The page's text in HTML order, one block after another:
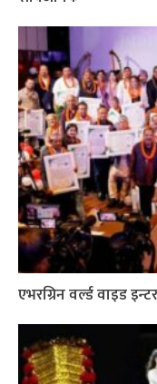
एभरग्रिन वर्ल्ड वाइड